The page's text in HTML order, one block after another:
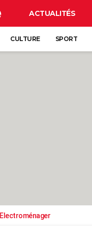
ACTUALITÉS
CULTURE SPORT
Electroménager